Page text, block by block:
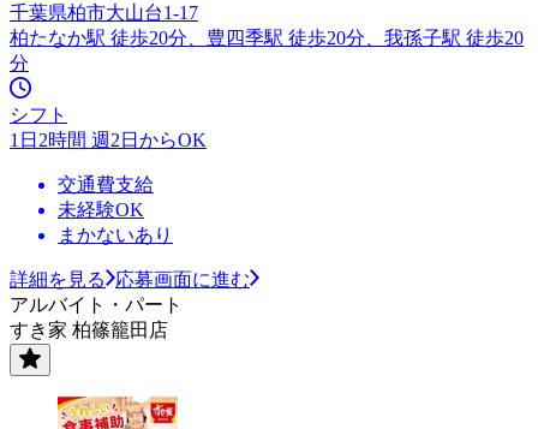
千葉県柏市大山台1-17
柏たなか駅 徒歩20分、豊四季駅 徒歩20分、我孫子駅 徒歩20
分
シフト
1日2時間 週2日からOK
交通費支給
未経験OK
まかないあり
詳細を見る
応募画面に進む
アルバイト・パート
すき家 柏篠籠田店